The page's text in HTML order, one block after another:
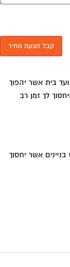
בית אשר יהפוך
לך זמן רב
אשר יחסוך